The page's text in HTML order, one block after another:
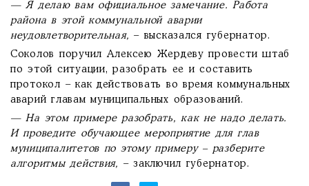
— Я делаю вам официальное замечание. Работа
района в этой коммунальной аварии
неудовлетворительная, – высказался губернатор.
Соколов поручил Алексею Жердеву провести штаб
по этой ситуации, разобрать ее и составить
протокол – как действовать во время коммунальных
аварий главам муниципальных образований.
— На этом примере разобрать, как не надо делать.
И проведите обучающее мероприятие для глав
муниципалитетов по этому примеру – разберите
алгоритмы действия,
– заключил губернатор.